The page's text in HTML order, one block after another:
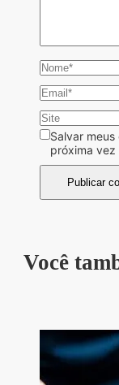
Salvar
próxima vez
Você